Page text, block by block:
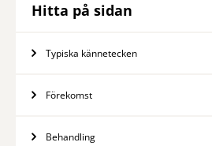
Hitta på sidan
Typiska kännetecken
Förekomst
Behandling